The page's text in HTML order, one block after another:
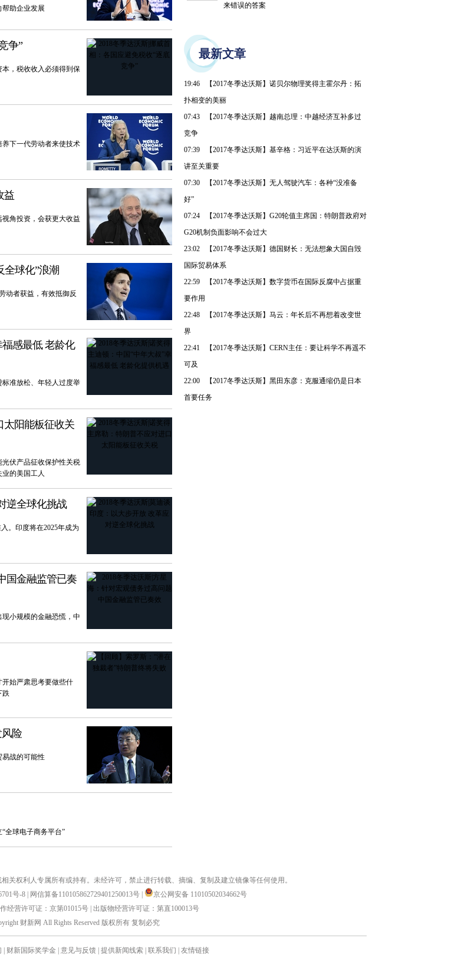
助企业发展
争”
，税收收入必须得到保
下一代劳动者来使技术
益
角投资，会获更大收益
全球化”浪潮
动者获益，有效抵御反
福感最低 老龄化
准放松、年轻人过度举
太阳能板征收关
伏产品征收保护性关税
的美国工人
逆全球化挑战
。印度将在2025年成为
国金融监管已奏
小规模的金融恐慌，中
始严肃思考要做些什
跌
风险
易战的可能性
全球电子商务平台”
来错误的答案
最新文章
19:46
【2017冬季达沃斯】诺贝尔物理奖得主霍尔丹：拓
扑相变的美丽
07:43
【2017冬季达沃斯】越南总理：中越经济互补多过
竞争
07:39
【2017冬季达沃斯】基辛格：习近平在达沃斯的演
讲至关重要
07:30
【2017冬季达沃斯】无人驾驶汽车：各种“没准备
好”
07:24
【2017冬季达沃斯】G20轮值主席国：特朗普政府对
G20机制负面影响不会过大
23:02
【2017冬季达沃斯】德国财长：无法想象大国自毁
国际贸易体系
22:59
【2017冬季达沃斯】数字货币在国际反腐中占据重
要作用
22:48
【2017冬季达沃斯】马云：年长后不再想着改变世
界
22:41
【2017冬季达沃斯】CERN主任：要让科学不再遥不
可及
22:00
【2017冬季达沃斯】黑田东彦：克服通缩仍是日本
首要任务
关权利人专属所有或持有。未经许可，禁止进行转载、摘编、复制及建立镜像等任何使用。
号-8 网信算备110105862729401250013号
京公网安备 11010502034662号
经营许可证：京第01015号 出版物经营许可证：第直100013号
财新网 All Rights Reserved 版权所有 复制必究
财新国际奖学金 意见与反馈 提供新闻线索 联系我们 友情链接